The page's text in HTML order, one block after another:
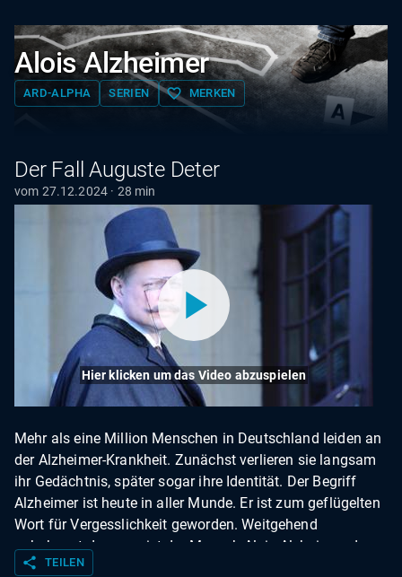
Alois Alzheimer
ARD-ALPHA SERIEN favorite_border MERKEN
Der Fall Auguste Deter
vom 27.12.2024 · 28 min
Hier klicken um das Video abzuspielen
Mehr als eine Million Menschen in Deutschland leiden an
der Alzheimer-Krankheit. Zunächst verlieren sie langsam
ihr Gedächtnis, später sogar ihre Identität. Der Begriff
Alzheimer ist heute in aller Munde. Er ist zum geflügelten
Wort für Vergesslichkeit geworden. Weitgehend
unbekannt dagegen ist der Mensch Alois Alzheimer, der
diese Krankheit vor über hundert Jahren entdeckt hat. Im
share TEILEN